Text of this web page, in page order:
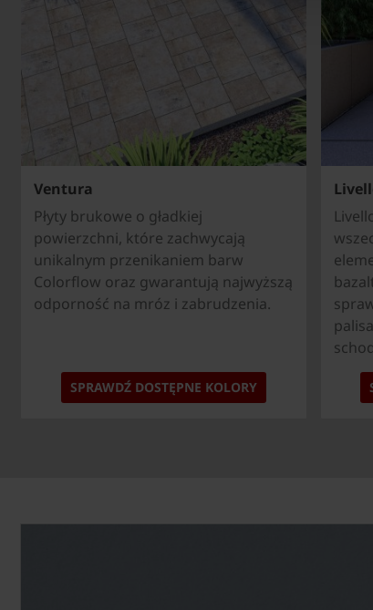
Ventura
Płyty brukowe o gładkiej
powierzchni, które zachwycają
unikalnym przenikaniem barw
Colorflow oraz gwarantują najwyższą
odporność na mróz i zabrudzenia.
SPRAWDŹ DOSTĘPNE KOLORY